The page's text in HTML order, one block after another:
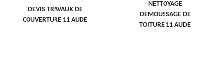
DEVIS TRAVAUX DE
COUVERTURE 11 AUDE
NETTOYAGE
DEMOUSSAGE DE
TOITURE 11 AUDE